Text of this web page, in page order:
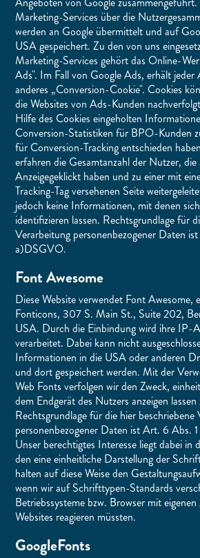
Marketing-Services über die
werden an Google übermittelt und auf
USA gespeichert. Zu den von uns
Marketing-Services gehört das Online-
Ads". Im Fall von Google Ads, erhält jeder
anderes „Conversion-Cookie". Cookies
die Websites von Ads-Kunden
Hilfe des Cookies eingeholten
Conversion-Statistiken für BPO-Kunden
für Conversion-Tracking entschieden
erfahren die Gesamtanzahl der Nutzer,
Anzeigegeklickt haben und zu einer mit
Tracking-Tag versehenen Seite
jedoch keine Informationen, mit denen
identifizieren lassen. Rechtsgrundlage für
Verarbeitung personenbezogener Daten
a)DSGVO.
Font Awesome
Diese Website verwendet Font Awesome,
Fonticons, 307 S. Main St., Suite 202,
USA. Durch die Einbindung wird ihre IP-
verarbeitet. Dabei kann nicht
Informationen in die USA oder anderen
und dort gespeichert werden. Mit der
Web Fonts verfolgen wir den Zweck,
dem Endgerät des Nutzers anzeigen
Rechtsgrundlage für die hier beschriebene
personenbezogener Daten ist Art. 6 Abs.
Unser berechtigtes Interesse liegt dabei in
den eine einheitliche Darstellung der
halten auf diese Weise den
wenn wir auf Schrifttypen-Standards
Betriebssysteme bzw. Browser mit eigenen
Websites reagieren müssten.
GoogleFonts